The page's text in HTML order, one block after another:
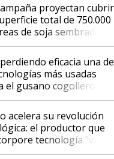
proyectan cubrir
total de 750.000
de soja sembradas
nueva generación de
que marcan un
en genética y
eficacia una de
más usadas
el gusano cogollero? El
de una tecnología
acelera su revolución
el productor que
tecnología "va a
el tren"